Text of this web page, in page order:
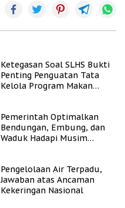
Ketegasan Soal SLHS Bukti
Penting Penguatan Tata
Kelola Program Makan
Pemerintah Optimalkan
Bendungan, Embung, dan
Waduk Hadapi Musim
Pengelolaan Air Terpadu,
Jawaban atas Ancaman
Kekeringan Nasional